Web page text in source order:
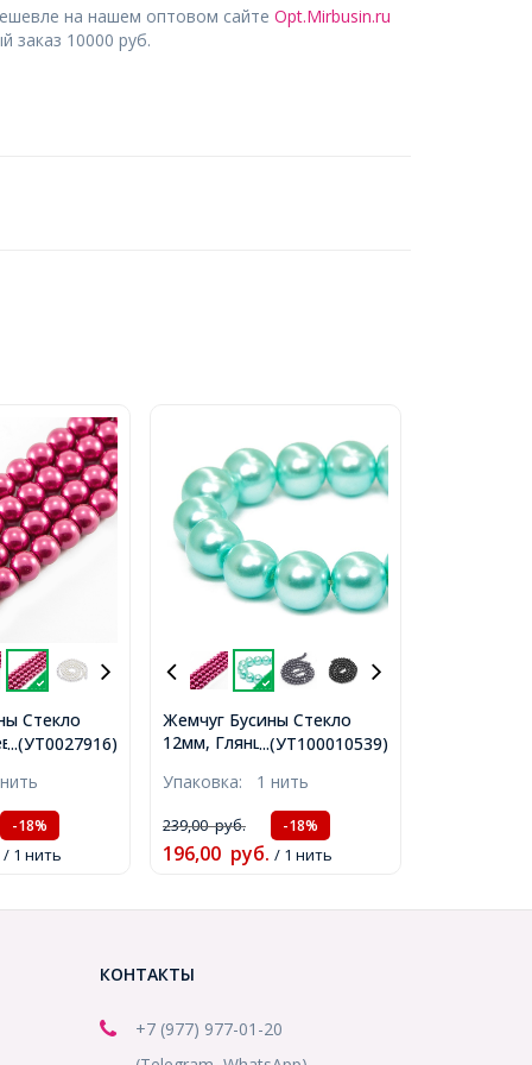
на нашем оптовом сайте Opt.Mirbusin.ru
заказ 10000 руб.
...(УТ0027916)
Стекло
Круглые,
-18%
/ 1 нить
...(УТ100010539)
Жемчуг Бусины Стекло
12мм, Глянцевые, Круглые,
Диаметр: 12мм, Отв-тие
1мм, около 70шт/84см/
нить, (УТ100010539)
Упаковка: 1 нить
239,00руб. -18%
196,00 руб. / 1 нить
КОНТАКТЫ
+7 (977) 977-01-20